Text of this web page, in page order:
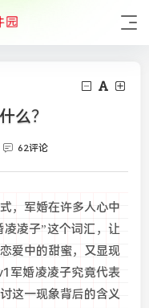
么？
62评论
，军婚在许多人心中
凌子”这个词汇，让
爱中的甜蜜，又显现
军婚凌凌子究竟代表
这一现象背后的含义